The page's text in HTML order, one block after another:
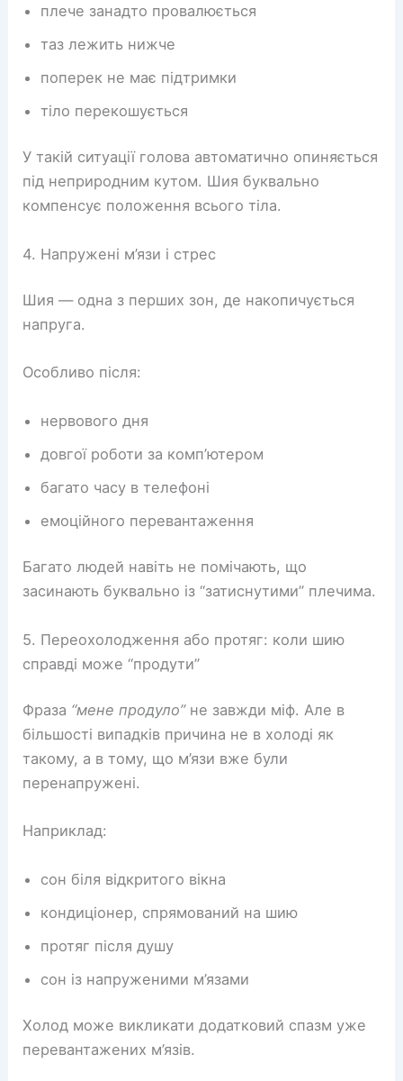
плече занадто провалюється
таз лежить нижче
поперек не має підтримки
тіло перекошується
У такій ситуації голова автоматично опиняється
під неприродним кутом. Шия буквально
компенсує положення всього тіла.
4. Напружені м’язи і стрес
Шия — одна з перших зон, де накопичується
напруга.
Особливо після:
нервового дня
довгої роботи за комп’ютером
багато часу в телефоні
емоційного перевантаження
Багато людей навіть не помічають, що
засинають буквально із “затиснутими” плечима.
5. Переохолодження або протяг: коли шию
справді може “продути”
Фраза “мене продуло”не завжди міф. Але в
більшості випадків причина не в холоді як
такому, а в тому, що м’язи вже були
перенапружені.
Наприклад:
сон біля відкритого вікна
кондиціонер, спрямований на шию
протяг після душу
сон із напруженими м’язами
Холод може викликати додатковий спазм уже
перевантажених м’язів.